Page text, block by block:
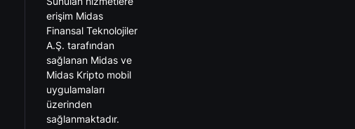
erişim Midas
Finansal Teknolojiler
A.Ş. tarafından
sağlanan Midas ve
Midas Kripto mobil
uygulamaları
üzerinden
sağlanmaktadır.